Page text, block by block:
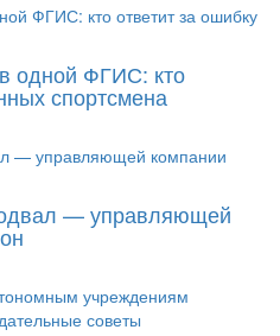
одной ФГИС: кто
спортсмена
— управляющей